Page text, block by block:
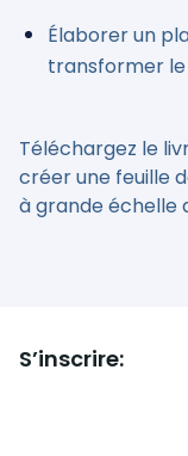
Élaborer un
transformer le
Téléchargez le
créer une feuille
à grande échelle
S’inscrire: